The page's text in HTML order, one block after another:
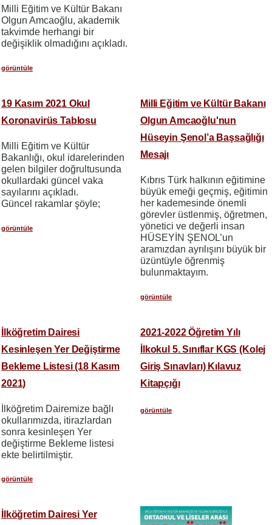
Milli Eğitim ve Kültür Bakanı
Olgun Amcaoğlu, akademik
takvimde herhangi bir
değişiklik olmadığını açıkladı.
görüntüle
19 Kasım 2021 Okul
Koronavirüs Tablosu
Milli Eğitim ve Kültür
Bakanlığı, okul idarelerinden
gelen bilgiler doğrultusunda
okullardaki güncel vaka
sayılarını açıkladı.
Güncel rakamlar şöyle;
görüntüle
Milli Eğitim ve Kültür Bakanı
Olgun Amcaoğlu'nun
Hüseyin Şenol’a Başsağlığı
Mesajı
Kıbrıs Türk halkının eğitimine
büyük emeği geçmiş, eğitimin
her kademesinde önemli
görevler üstlenmiş, öğretmen,
yönetici ve değerli insan
HÜSEYİN ŞENOL’un
aramızdan ayrılışını büyük bir
üzüntüyle öğrenmiş
bulunmaktayım.
görüntüle
İlköğretim Dairesi
Kesinleşen Yer Değiştirme
Bekleme Listesi (18 Kasım
2021)
İlköğretim Dairemize bağlı
okullarımızda, itirazlardan
sonra kesinleşen Yer
değiştirme Bekleme listesi
ekte belirtilmiştir.
görüntüle
2021-2022 Öğretim Yılı
İlkokul 5. Sınıflar KGS (Kolej
Giriş Sınavları) Kılavuz
Kitapçığı
görüntüle
İlköğretim Dairesi Yer